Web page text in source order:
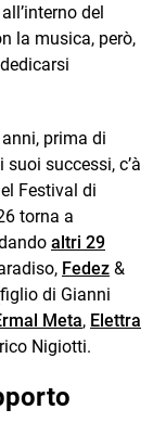
del
la musica, però,
prima di
successi, c’à
Festival di
torna a
altri 29
Fedez &
di Gianni
Meta, Elettra
Nigiotti.